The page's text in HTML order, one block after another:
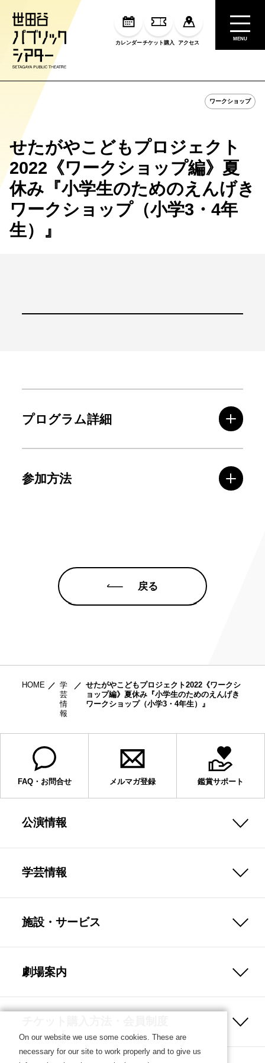
カレンダーチケット購入 アクセス
MENU
ワークショップ
せたがやこどもプロジェクト
2022《ワークショップ編》夏
休み『小学生のためのえんげき
ワークショップ（小学3・4年
生）』
プログラム詳細
参加方法
戻る
HOME
学
芸
情
報
せたがやこどもプロジェクト2022《ワークシ
ョップ編》夏休み『小学生のためのえんげき
ワークショップ（小学3・4年生）』
FAQ・お問合せ メルマガ登録 鑑賞サポート
公演情報
学芸情報
施設・サービス
劇場案内
On our website we use some cookies. These are
necessary for our site to work properly and to give us